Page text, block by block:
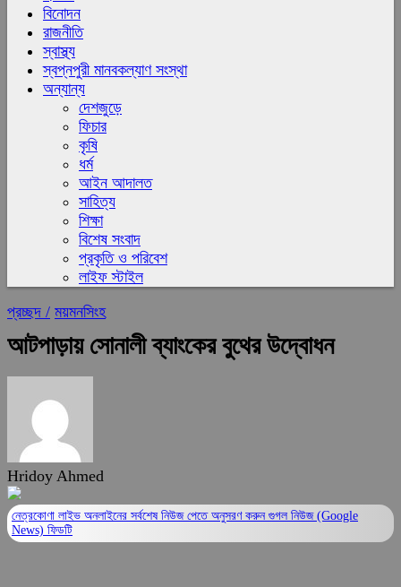
বিনোদন
রাজনীতি
স্বাস্থ্য
স্বপ্নপুরী মানবকল্যাণ সংস্থা
অন্যান্য
দেশজুড়ে
ফিচার
কৃষি
ধর্ম
আইন আদালত
সাহিত্য
শিক্ষা
বিশেষ সংবাদ
প্রকৃতি ও পরিবেশ
লাইফ স্টাইল
প্রচ্ছদ / ময়মনসিংহ
আটপাড়ায় সোনালী ব্যাংকের বুথের উদ্বোধন
Hridoy Ahmed
নেত্রকোণা লাইভ অনলাইনের সর্বশেষ নিউজ পেতে অনুসরণ করুন গুগল নিউজ (Google
News) ফিডটি